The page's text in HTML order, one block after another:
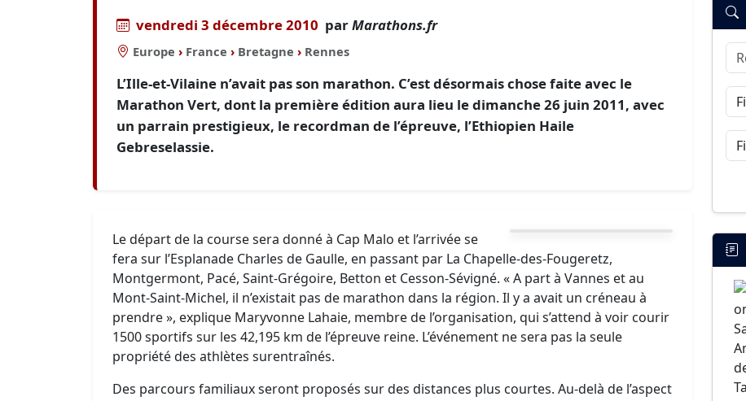
vendredi 3 décembre 2010 parMarathons.fr
Europe › France › Bretagne › Rennes
L’Ille-et-Vilaine n’avait pas son marathon. C’est désormais chose faite avec le
Marathon Vert, dont la première édition aura lieu le dimanche 26 juin 2011, avec
un parrain prestigieux, le recordman de l’épreuve, l’Ethiopien Haile
Gebreselassie.
Le départ de la course sera donné à Cap Malo et l’arrivée se
fera sur l’Esplanade Charles de Gaulle, en passant par La Chapelle-des-Fougeretz,
Montgermont, Pacé, Saint-Grégoire, Betton et Cesson-Sévigné. « A part à Vannes et au
Mont-Saint-Michel, il n’existait pas de marathon dans la région. Il y a avait un créneau à
prendre », explique Maryvonne Lahaie, membre de l’organisation, qui s’attend à voir courir
1500 sportifs sur les 42,195 km de l’épreuve reine. L’événement ne sera pas la seule
propriété des athlètes surentraînés.
Des parcours familiaux seront proposés sur des distances plus courtes. Au-delà de l’aspect